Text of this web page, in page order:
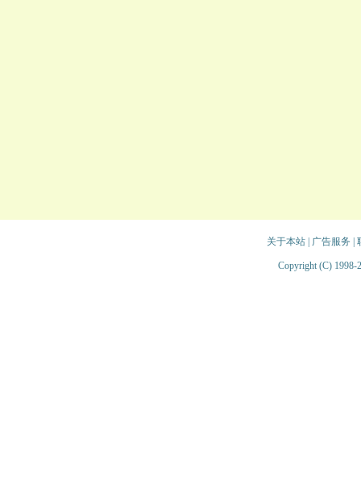
关于本站| 广告服务
Copyright (C) 1998-